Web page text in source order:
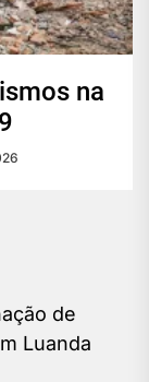
na
de
Luanda